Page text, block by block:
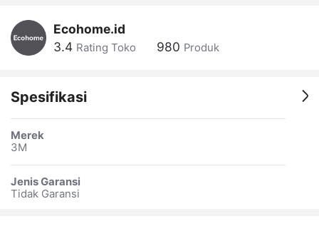
Ecohome.id
3.4 Rating Toko 980 Produk
Spesifikasi
Merek
3M
Jenis Garansi
Tidak Garansi